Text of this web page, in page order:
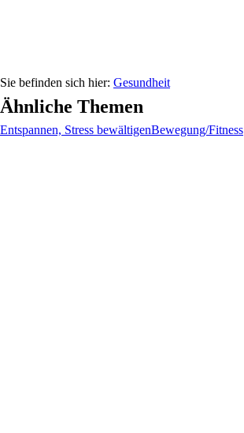
Gesundheit
Ähnliche Themen
Entspannen, Stress bewältigenBewegung/Fitness